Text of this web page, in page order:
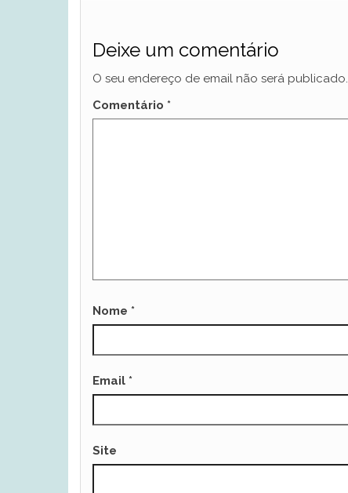
Deixe um comentário
O seu endereço de email não será publicado.
Comentário *
Nome *
Email *
Site